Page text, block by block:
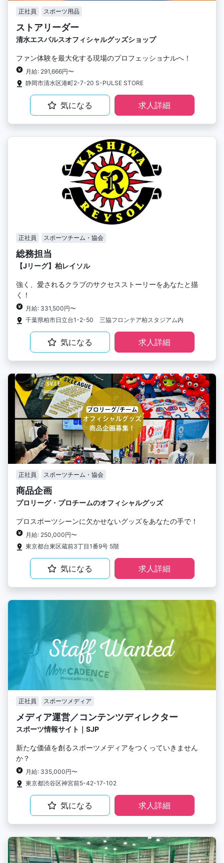
正社員 スポーツ用品
ストアリーダー
清水エスパルスオフィシャルグッズショップ
ファン体験を最大化する現場のプロフェッショナルへ！
月給: 291,666円〜
静岡市清水区港町2-7-20 S-PULSE STORE
気になる 求人詳細
正社員 スポーツチーム・協会
総務担当
【Jリーグ】柏レイソル
強く、愛されるクラブのサクセスストーリーをあなたと描
く！
月給: 331,500円〜
千葉県柏市日立台1-2-50 三協フロンテア柏スタジアム内
気になる 求人詳細
正社員 スポーツチーム・協会
商品企画
プロリーグ・プロチームのオフィシャルグッズ
プロスポーツシーンに欠かせないグッズをあなたの手で！
月給: 250,000円〜
東京都台東区蔵前3丁目1番9号 5階
気になる 求人詳細
正社員 スポーツメディア
メディア運営／コンテンツディレクター
スポーツ情報サイト｜SJP
新たな価値を創るスポーツメディアをつくっていきません
か？
月給: 335,000円〜
東京都渋谷区神宮前5-42-17-102
気になる 求人詳細